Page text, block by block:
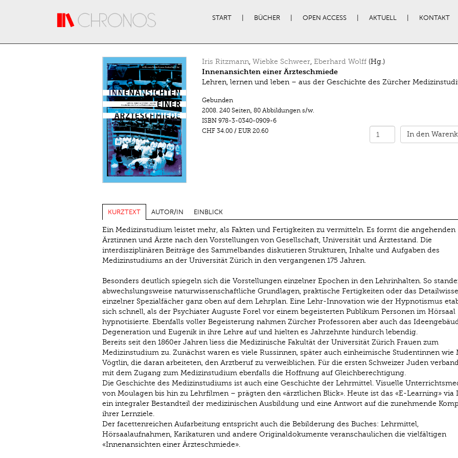
START BÜCHER OPEN ACCESS AKTUELL KONTAKT
Iris Ritzmann, Wiebke Schweer, Eberhard Wolff(Hg.)
Innenansichten einer Ärzteschmiede
Lehren, lernen und leben – aus der Geschichte des Zürcher
Gebunden
2008. 240 Seiten, 80 Abbildungen s/w.
ISBN 978-3-0340-0909-6
CHF 34.00/ EUR 20.60 In den
KURZTEXT AUTOR/IN EINBLICK
Ein Medizinstudium leistet mehr, als Fakten und Fertigkeiten zu vermitteln. Es formt die angehenden
Ärztinnen und Ärzte nach den Vorstellungen von Gesellschaft, Universität und Ärztestand. Die
interdisziplinären Beiträge des Sammelbandes diskutieren Strukturen, Inhalte und Aufgaben des
Medizinstudiums an der Universität Zürich in den vergangenen 175 Jahren.
Besonders deutlich spiegeln sich die Vorstellungen einzelner Epochen in den Lehrinhalten. So
abwechslungsweise naturwissenschaftliche Grundlagen, praktische Fertigkeiten oder das
einzelner Spezialfächer ganz oben auf dem Lehrplan. Eine Lehr-Innovation wie der Hypnotismus
sich schnell, als der Psychiater Auguste Forel vor einem begeisterten Publikum Personen im Hörsaal
hypnotisierte. Ebenfalls voller Begeisterung nahmen Zürcher Professoren aber auch das
Degeneration und Eugenik in ihre Lehre auf und hielten es Jahrzehnte hindurch lebendig.
Bereits seit den 1860er Jahren liess die Medizinische Fakultät der Universität Zürich Frauen zum
Medizinstudium zu. Zunächst waren es viele Russinnen, später auch einheimische Studentinnen wie
Vögtlin, die daran arbeiteten, den Arztberuf zu verweiblichen. Für die ersten Schweizer Juden
mit dem Zugang zum Medizinstudium ebenfalls die Hoffnung auf Gleichberechtigung.
Die Geschichte des Medizinstudiums ist auch eine Geschichte der Lehrmittel. Visuelle
von Moulagen bis hin zu Lehrfilmen – prägten den «ärztlichen Blick». Heute ist das «E-Learning» via
ein integraler Bestandteil der medizinischen Ausbildung und eine Antwort auf die zunehmende
ihrer Lernziele.
Der facettenreichen Aufarbeitung entspricht auch die Bebilderung des Buches: Lehrmittel,
Hörsaalaufnahmen, Karikaturen und andere Originaldokumente veranschaulichen die vielfältigen
«Innenansichten einer Ärzteschmiede».